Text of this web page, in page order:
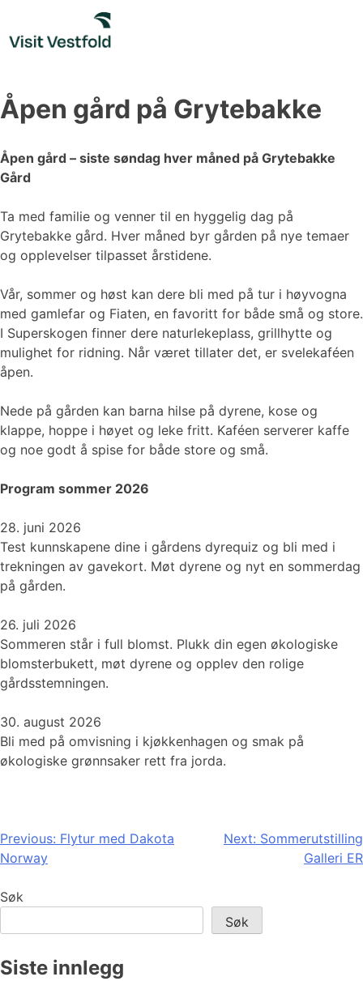
content
Åpen gård på Grytebakke
Åpen gård – siste søndag hver måned på Grytebakke
Gård
Ta med familie og venner til en hyggelig dag på
Grytebakke gård. Hver måned byr gården på nye temaer
og opplevelser tilpasset årstidene.
Vår, sommer og høst kan dere bli med på tur i høyvogna
med gamlefar og Fiaten, en favoritt for både små og store.
I Superskogen finner dere naturlekeplass, grillhytte og
mulighet for ridning. Når været tillater det, er svelekaféen
åpen.
Nede på gården kan barna hilse på dyrene, kose og
klappe, hoppe i høyet og leke fritt. Kaféen serverer kaffe
og noe godt å spise for både store og små.
Program sommer 2026
28. juni 2026
Test kunnskapene dine i gårdens dyrequiz og bli med i
trekningen av gavekort. Møt dyrene og nyt en sommerdag
på gården.
26. juli 2026
Sommeren står i full blomst. Plukk din egen økologiske
blomsterbukett, møt dyrene og opplev den rolige
gårdsstemningen.
30. august 2026
Bli med på omvisning i kjøkkenhagen og smak på
økologiske grønnsaker rett fra jorda.
Innleggsnavigasjon
Previous: Flytur med Dakota
Norway
Next: Sommerutstilling
Galleri ER
Søk
Søk
Siste innlegg